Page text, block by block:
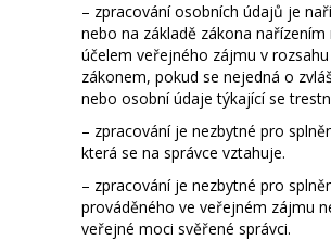
– zpracování osobních údajů je
nebo na základě zákona
účelem veřejného zájmu v
zákonem, pokud se nejedná o
nebo osobní údaje týkající se
– zpracování je nezbytné pro
která se na správce vztahuje.
– zpracování je nezbytné pro
prováděného ve veřejném zájmu
veřejné moci svěřené správci.